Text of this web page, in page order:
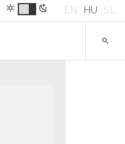
EN HU SL